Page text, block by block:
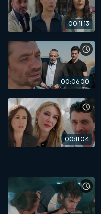
00:11:13
00:06:00
00:11:04